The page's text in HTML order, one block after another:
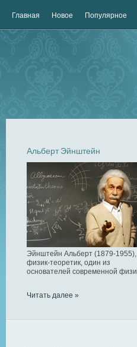
Главная Новое Популярное
Альберт Эйнштейн
Эйнштейн Альберт (1879-1955),
физик-теоретик, один из
основателей современной
Читать далее »